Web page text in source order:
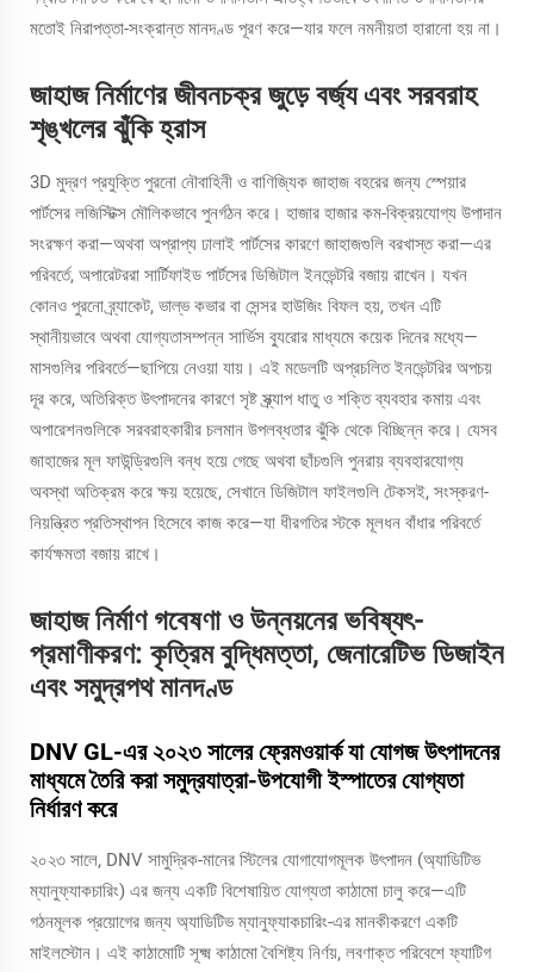
মতোই নিরাপত্তা-সংক্রান্ত মানদণ্ড পূরণ করে—যার ফলে নমনীয়তা হারানো হয় না।
জাহাজ নির্মাণের জীবনচক্র জুড়ে বর্জ্য এবং সরবরাহ
শৃঙ্খলের ঝুঁকি হ্রাস
3D মুদ্রণ প্রযুক্তি পুরনো নৌবাহিনী ও বাণিজ্যিক জাহাজ বহরের জন্য স্পেয়ার
পার্টসের লজিস্টিক্স মৌলিকভাবে পুনর্গঠন করে। হাজার হাজার কম-বিক্রয়যোগ্য উপাদান
সংরক্ষণ করা—অথবা অপ্রাপ্য ঢালাই পার্টসের কারণে জাহাজগুলি বরখাস্ত করা—এর
পরিবর্তে, অপারেটররা সার্টিফাইড পার্টসের ডিজিটাল ইনভেন্টরি বজায় রাখেন। যখন
কোনও পুরনো ব্র্যাকেট, ভাল্ভ কভার বা সেন্সর হাউজিং বিফল হয়, তখন এটি
স্থানীয়ভাবে অথবা যোগ্যতাসম্পন্ন সার্ভিস ব্যুরোর মাধ্যমে কয়েক দিনের মধ্যে—
মাসগুলির পরিবর্তে—ছাপিয়ে নেওয়া যায়। এই মডেলটি অপ্রচলিত ইনভেন্টরির অপচয়
দূর করে, অতিরিক্ত উৎপাদনের কারণে সৃষ্ট স্ক্র্যাপ ধাতু ও শক্তি ব্যবহার কমায় এবং
অপারেশনগুলিকে সরবরাহকারীর চলমান উপলব্ধতার ঝুঁকি থেকে বিচ্ছিন্ন করে। যেসব
জাহাজের মূল ফাউন্ড্রিগুলি বন্ধ হয়ে গেছে অথবা ছাঁচগুলি পুনরায় ব্যবহারযোগ্য
অবস্থা অতিক্রম করে ক্ষয় হয়েছে, সেখানে ডিজিটাল ফাইলগুলি টেকসই, সংস্করণ-
নিয়ন্ত্রিত প্রতিস্থাপন হিসেবে কাজ করে—যা ধীরগতির স্টকে মূলধন বাঁধার পরিবর্তে
কার্যক্ষমতা বজায় রাখে।
জাহাজ নির্মাণ গবেষণা ও উন্নয়নের ভবিষ্যৎ-
প্রমাণীকরণ: কৃত্রিম বুদ্ধিমত্তা, জেনারেটিভ ডিজাইন
এবং সমুদ্রপথ মানদণ্ড
DNV GL-এর ২০২৩ সালের ফ্রেমওয়ার্ক যা যোগজ উৎপাদনের
মাধ্যমে তৈরি করা সমুদ্রযাত্রা-উপযোগী ইস্পাতের যোগ্যতা
নির্ধারণ করে
২০২৩ সালে, DNV সামুদ্রিক-মানের স্টিলের যোগাযোগমূলক উৎপাদন (অ্যাডিটিভ
ম্যানুফ্যাকচারিং) এর জন্য একটি বিশেষায়িত যোগ্যতা কাঠামো চালু করে—এটি
গঠনমূলক প্রয়োগের জন্য অ্যাডিটিভ ম্যানুফ্যাকচারিং-এর মানকীকরণে একটি
মাইলস্টোন। এই কাঠামোটি সূক্ষ্ম কাঠামো বৈশিষ্ট্য নির্ণয়, লবণাক্ত পরিবেশে ফ্যাটিগ